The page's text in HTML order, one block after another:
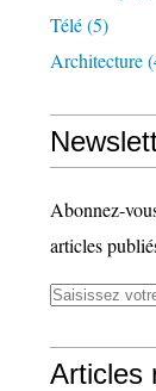
Télé(5)
Architecture
Abonnez-
articles
Articles